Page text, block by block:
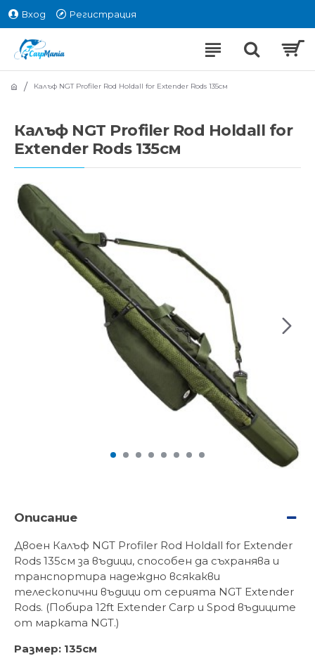
Вход Регистрация
Калъф NGT Profiler Rod Holdall for Extender Rods 135см
Калъф NGT Profiler Rod Holdall for
Extender Rods 135см
Описание
Двоен Калъф NGT Profiler Rod Holdall for Extender
Rods 135см за въдици, способен да съхранява и
транспортира надеждно всякакви
телескопични въдици от серията NGT Extender
Rods. (Побира 12ft Extender Carp и Spod въдиците
от марката NGT.)
Размер: 135см